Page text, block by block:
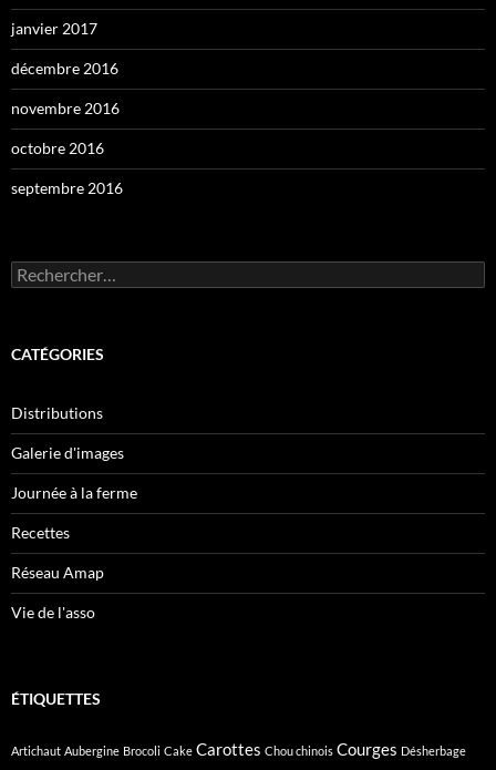
janvier 2017
décembre 2016
novembre 2016
octobre 2016
septembre 2016
Rechercher :
CATÉGORIES
Distributions
Galerie d'images
Journée à la ferme
Recettes
Réseau Amap
Vie de l'asso
ÉTIQUETTES
Artichaut Aubergine Brocoli Cake Carottes Chou chinois Courges Désherbage